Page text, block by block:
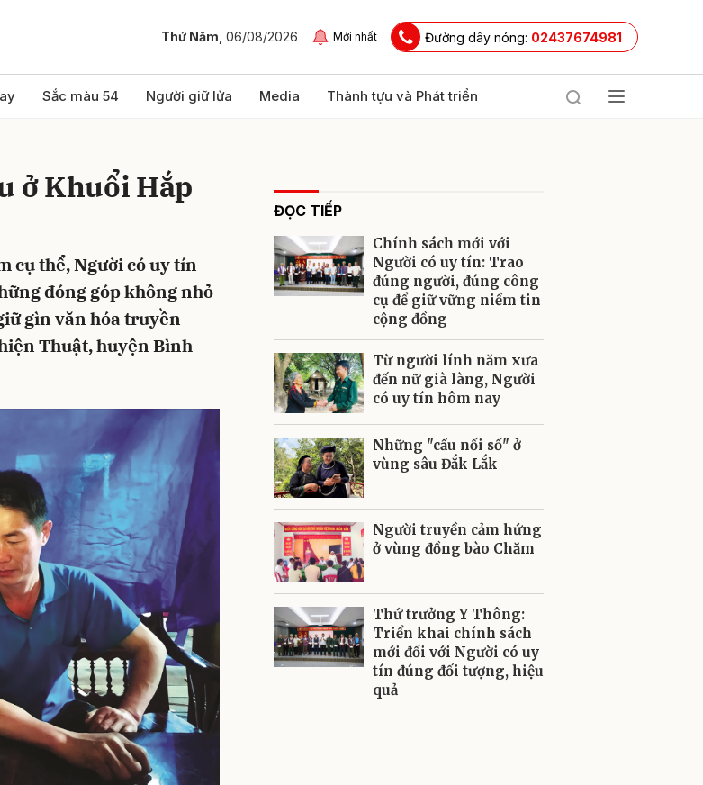
Thứ Năm, 06/08/2026 Mới nhất Đường dây nóng: 02437674981
Sắc màu 54 Người giữ lửa Media Thành tựu và Phát triển
ở Khuổi Hắp
cụ thể, Người có uy tín
đóng góp không nhỏ
gìn văn hóa truyền
Thuật, huyện Bình
ĐỌC TIẾP
Chính sách mới với
Người có uy tín: Trao
đúng người, đúng công
cụ để giữ vững niềm tin
cộng đồng
Từ người lính năm xưa
đến nữ già làng, Người
có uy tín hôm nay
Những "cầu nối số" ở
vùng sâu Đắk Lắk
Người truyền cảm hứng
ở vùng đồng bào Chăm
Thứ trưởng Y Thông:
Triển khai chính sách
mới đối với Người có uy
tín đúng đối tượng, hiệu
quả
Hủy Gửi